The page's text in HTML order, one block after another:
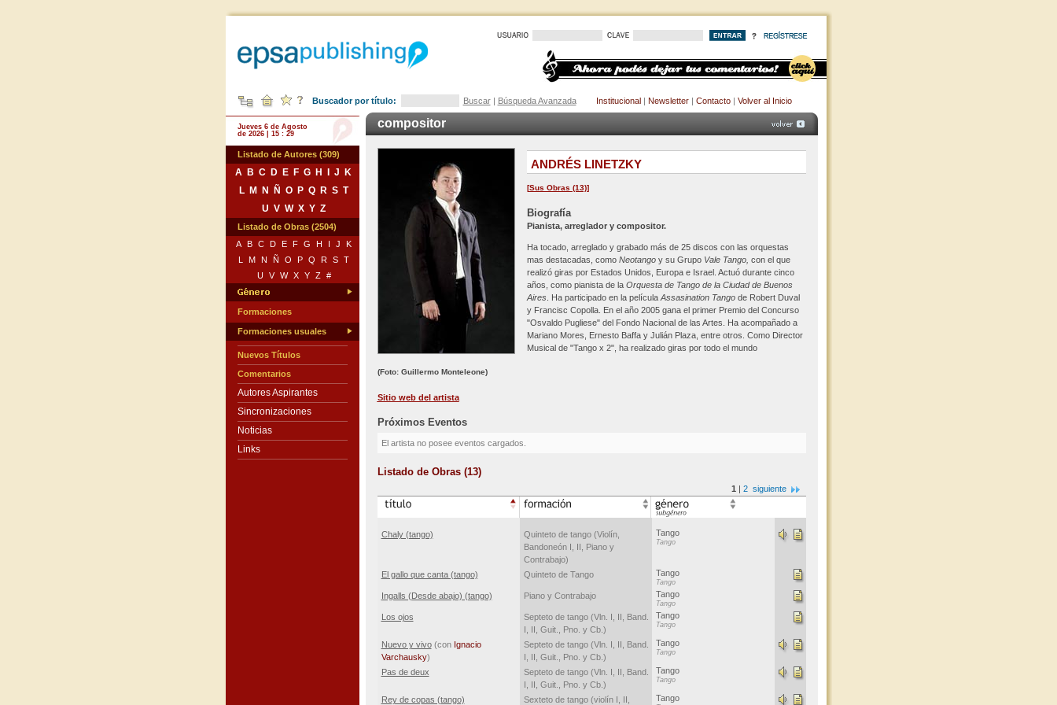
Buscador por título: Buscar| Búsqueda Avanzada Institucional| Newsletter| Contacto| Volver al Inicio
Jueves 6 de Agosto
de 2026 | 15 : 29
Listado de Autores (309)
A B C D E F G H J
K
L
M N Ñ O P Q R S T
U V W X Y Z
Listado de Obras (2504)
A
B C D E F G H I J
K
L
M N Ñ O P Q R S T
U
V W X Y Z #
Formaciones
Formaciones usuales
Nuevos Títulos
Comentarios
Autores Aspirantes
Sincronizaciones
Noticias
Links
compositor
(Foto: Guillermo Monteleone)
Sitio web del artista
ANDRÉS LINETZKY
[Sus Obras (13)]
Biografía
Pianista, arreglador y compositor.
Ha tocado, arreglado y grabado más de 25 discos con las orquestas
mas destacadas, como Neotango y su Grupo Vale Tango, con el que
realizó giras por Estados Unidos, Europa e Israel. Actuó durante cinco
años, como pianista de la Orquesta de Tango de la Ciudad de Buenos
Aires. Ha participado en la película Assasination Tangode Robert Duval
y Francisc Copolla. En el año 2005 gana el primer Premio del Concurso
"Osvaldo Pugliese" del Fondo Nacional de las Artes. Ha acompañado a
Mariano Mores, Ernesto Baffa y Julián Plaza, entre otros. Como Director
Musical de "Tango x 2", ha realizado giras por todo el mundo
Próximos Eventos
El artista no posee eventos cargados.
Listado de Obras (13)
1 | 2 siguiente
Chaly (tango)
Quinteto de tango (Violín,
Bandoneón I, II, Piano y
Contrabajo)
Tango
Tango
El gallo que canta (tango) Quinteto de Tango Tango
Tango
Ingalls (Desde abajo) (tango) Piano y Contrabajo Tango
Tango
Los ojos
Septeto de tango (Vln. I, II, Band.
I, II, Guit., Pno. y Cb.)
Tango
Tango
Nuevo y vivo(con Ignacio
Varchausky)
Septeto de tango (Vln. I, II, Band.
I, II, Guit., Pno. y Cb.)
Tango
Tango
Pas de deux
Septeto de tango (Vln. I, II, Band.
I, II, Guit., Pno. y Cb.)
Tango
Tango
Rey de copas (tango) Sexteto de tango (violín I, II, Tango